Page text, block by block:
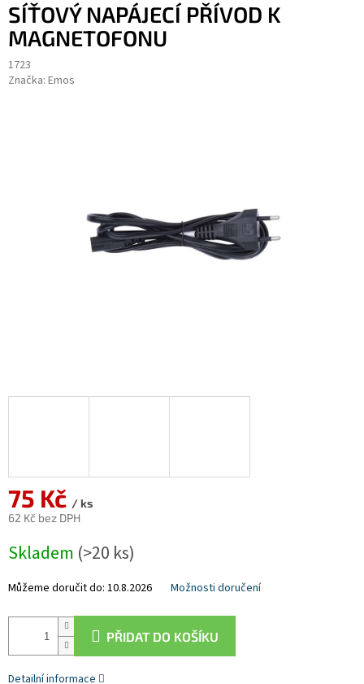
SÍŤOVÝ NAPÁJECÍ PŘÍVOD K
MAGNETOFONU
1723
Značka: Emos
75 Kč / ks
62 Kč bez DPH
cena:
Skladem (>20 ks)
Můžeme doručit do: 10.8.2026 Možnosti doručení
PŘIDAT DO KOŠÍKU
Detailní informace